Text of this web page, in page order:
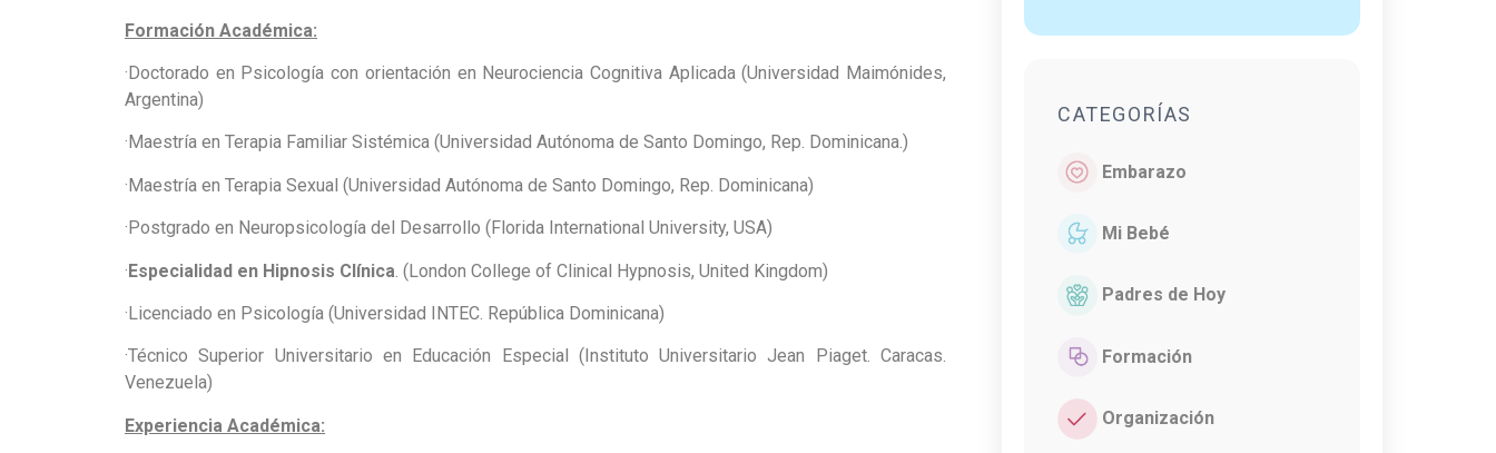
Formación Académica:
·Doctorado en Psicología con orientación en Neurociencia Cognitiva Aplicada (Universidad Maimónides,
Argentina)
· Maestría en Terapia Familiar Sistémica (Universidad Autónoma de Santo Domingo, Rep. Dominicana.)
·Maestría en Terapia Sexual (Universidad Autónoma de Santo Domingo, Rep. Dominicana)
· Postgrado en Neuropsicología del Desarrollo (Florida International University, USA)
·Especialidad en Hipnosis Clínica . (London College of Clinical Hypnosis, United Kingdom)
·Licenciado en Psicología (Universidad INTEC. República Dominicana)
·Técnico Superior Universitario en Educación Especial (Instituto Universitario Jean Piaget. Caracas.
Venezuela)
Experiencia Académica:
CATEGORÍAS
Embarazo
Mi Bebé
Padres de Hoy
Formación
Organización